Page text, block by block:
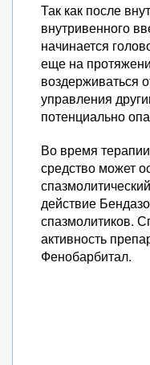
Так как после
внутривенного
начинается
еще на
воздерживаться
управления
потенциально
Во время
средство может
действие
спазмолитиков.
активность
Фенобарбитал.